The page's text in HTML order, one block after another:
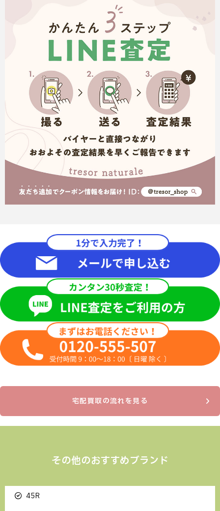
宅配買取の流れを見る
その他のおすすめブランド
45R